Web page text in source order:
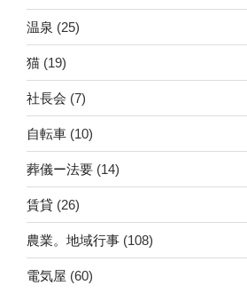
温泉 (25)
猫 (19)
社長会 (7)
自転車 (10)
葬儀ー法要 (14)
賃貸 (26)
農業。地域行事 (108)
電気屋 (60)